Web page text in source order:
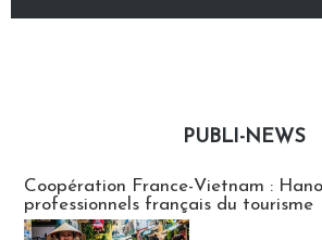
PUBLI-NEWS
Coopération France-Vietnam :
professionnels français du tourisme